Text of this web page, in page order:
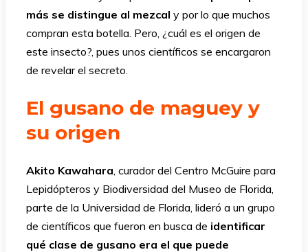
más se distingue al mezcal y por lo que muchos
compran esta botella. Pero, ¿cuál es el origen de
este insecto?, pues unos científicos se encargaron
de revelar el secreto.
El gusano de maguey y
su origen
Akito Kawahara , curador del Centro McGuire para
Lepidópteros y Biodiversidad del Museo de Florida,
parte de la Universidad de Florida, lideró a un grupo
de científicos que fueron en busca de identificar
qué clase de gusano era el que puede